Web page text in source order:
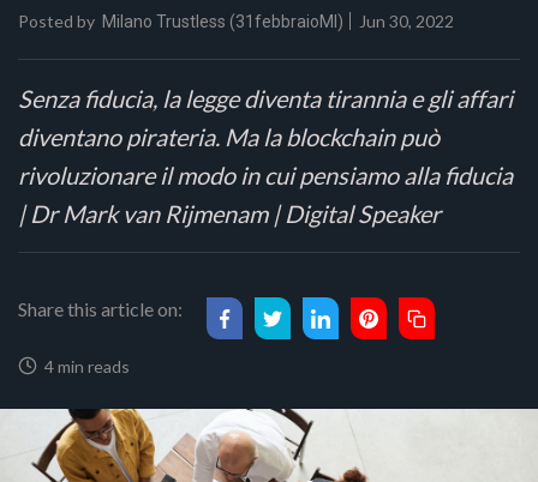
Posted by Milano Trustless (31febbraioMI) Jun 30, 2022
Senza fiducia, la legge diventa tirannia e gli affari
diventano pirateria. Ma la blockchain può
rivoluzionare il modo in cui pensiamo alla fiducia
| Dr Mark van Rijmenam | Digital Speaker
Share this article on:
4 min reads